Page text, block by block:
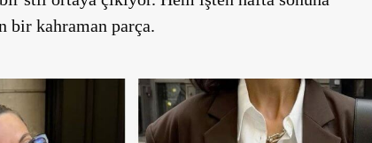
bir kahraman parça.